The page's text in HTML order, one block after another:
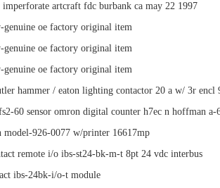
imperforate artcraft fdc burbank ca may 22 1997
genuine oe factory original item
genuine oe factory original item
genuine oe factory original item
hammer / eaton lighting contactor 20 a w/ 3r encl
60 sensor omron digital counter h7ec n hoffman a-
model-926-0077 w/printer 16617mp
remote i/o ibs-st24-bk-m-t 8pt 24 vdc interbus
ibs-24bk-i/o-t module